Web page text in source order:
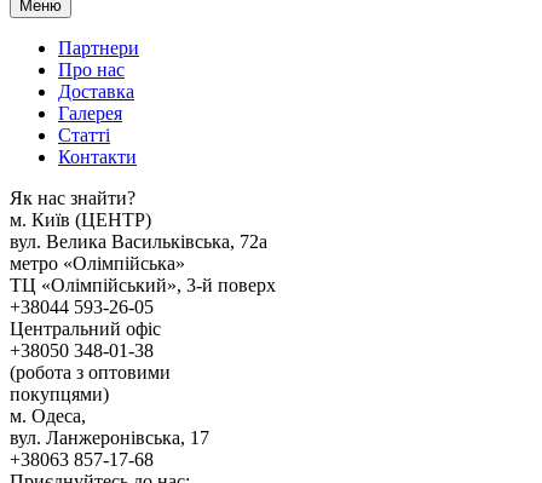
Меню
Партнери
Про нас
Доставка
Галерея
Статтi
Контакти
Як наc знайти?
м. Киïв (ЦЕНТР)
вул. Велика Васильківська, 72а
метро «Олімпійська»
ТЦ «Олімпійський», 3-й поверх
+38044 593-26-05
Центральний офіс
+38050 348-01-38
(робота з оптовими
покупцями)
м. Одеса,
вул. Ланжеронівська, 17
+38063 857-17-68